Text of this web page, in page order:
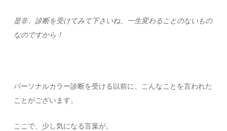
是非、診断を受けてみて下さいね、一生変わることのないもの
なのですから！
パーソナルカラー診断を受ける以前に、こんなことを言われた
ことがございます。
ここで、少し気になる言葉が。